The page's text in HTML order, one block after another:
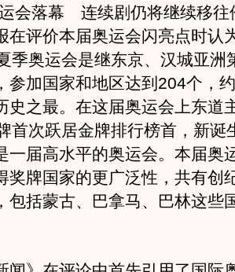
会落幕 连续剧仍将继续移往
在评价本届奥运会闪亮点时认
季奥运会是继东京、汉城亚洲
参加国家和地区达到204个，
史之最。在这届奥运会上东道
首次跃居金牌排行榜首，新诞
一届高水平的奥运会。本届奥
奖牌国家的更广泛性，共有创
包括蒙古、巴拿马、巴林这些